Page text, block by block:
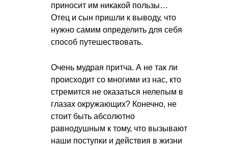
приносит им никакой пользы…
Отец и сын пришли к выводу, что
нужно самим определить для себя
способ путешествовать.
Очень мудрая притча. А не так ли
происходит со многими из нас, кто
стремится не оказаться нелепым в
глазах окружающих? Конечно, не
стоит быть абсолютно
равнодушным к тому, что вызывают
наши поступки и действия в жизни